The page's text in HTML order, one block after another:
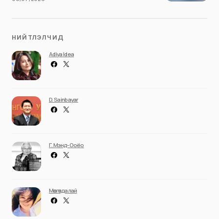
НИЙТЛЭЛЧИД
Adiya Idea
D. Sainbayar
Г. Мэнд-Ооёо
Мөнгөндалай